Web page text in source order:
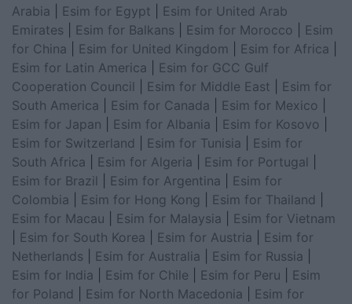
Arabia
Esim for Egypt
Esim for United Arab
Emirates
Esim for Balkans Esim for Morocco
Esim
for China
Esim for United Kingdom Esim for Africa
Esim for Latin America
Esim for GCC Gulf
Cooperation Council
Esim for Middle East
Esim for
South America
Esim for Canada Esim for Mexico
Esim for Japan
Esim for Albania Esim for Kosovo
Esim for Switzerland
Esim for Tunisia
Esim for
South Africa
Esim for Algeria Esim for Portugal
Esim for Brazil
Esim for Argentina
Esim for
Colombia
Esim for Hong Kong Esim for Thailand
Esim for Macau
Esim for Malaysia
Esim for Vietnam
Esim for South Korea Esim for Austria
Esim for
Netherlands
Esim for Australia Esim for Russia
Esim for India
Esim for Chile Esim for Peru
Esim
for Poland
Esim for North Macedonia
Esim for